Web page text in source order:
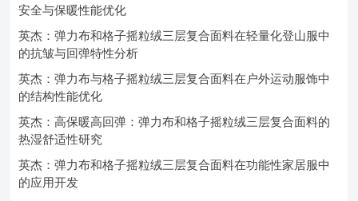
安全与保暖性能优化
英杰：弹力布和格子摇粒绒三层复合面料在轻量化登山服中
的抗皱与回弹特性分析
英杰：弹力布与格子摇粒绒三层复合面料在户外运动服饰中
的结构性能优化
英杰：高保暖高回弹：弹力布和格子摇粒绒三层复合面料的
热湿舒适性研究
英杰：弹力布和格子摇粒绒三层复合面料在功能性家居服中
的应用开发